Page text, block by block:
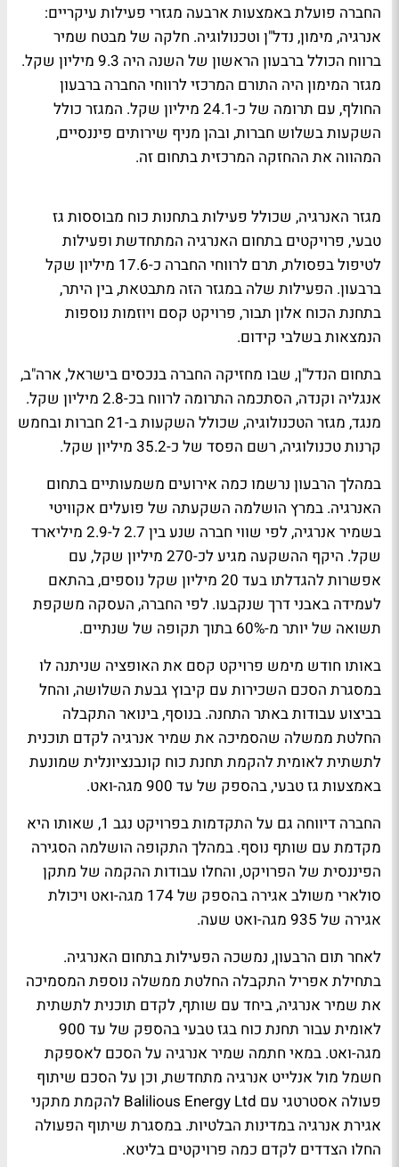
החברה פועלת באמצעות ארבעה מגזרי פעילות עיקריים:
אנרגיה, מימון, נדל"ן וטכנולוגיה. חלקה של מבטח שמיר
ברווח הכולל ברבעון הראשון של השנה היה 9.3 מיליון שקל.
מגזר המימון היה התורם המרכזי לרווחי החברה ברבעון
החולף, עם תרומה של כ-24.1 מיליון שקל. המגזר כולל
השקעות בשלוש חברות, ובהן מניף שירותים פיננסיים,
המהווה את ההחזקה המרכזית בתחום זה.
מגזר האנרגיה, שכולל פעילות בתחנות כוח מבוססות גז
טבעי, פרויקטים בתחום האנרגיה המתחדשת ופעילות
לטיפול בפסולת, תרם לרווחי החברה כ-17.6 מיליון שקל
ברבעון. הפעילות שלה במגזר הזה מתבטאת, בין היתר,
בתחנת הכוח אלון תבור, פרויקט קסם ויוזמות נוספות
הנמצאות בשלבי קידום.
בתחום הנדל"ן, שבו מחזיקה החברה בנכסים בישראל, ארה"ב,
אנגליה וקנדה, הסתכמה התרומה לרווח בכ-2.8 מיליון שקל.
מנגד, מגזר הטכנולוגיה, שכולל השקעות ב-21 חברות ובחמש
קרנות טכנולוגיה, רשם הפסד של כ-35.2 מיליון שקל.
במהלך הרבעון נרשמו כמה אירועים משמעותיים בתחום
האנרגיה. במרץ הושלמה השקעתה של פועלים אקוויטי
בשמיר אנרגיה, לפי שווי חברה שנע בין 2.7 ל-2.9 מיליארד
שקל. היקף ההשקעה מגיע לכ-270 מיליון שקל, עם
אפשרות להגדלתו בעד 20 מיליון שקל נוספים, בהתאם
לעמידה באבני דרך שנקבעו. לפי החברה, העסקה משקפת
תשואה של יותר מ-60% בתוך תקופה של שנתיים.
באותו חודש מימש פרויקט קסם את האופציה שניתנה לו
במסגרת הסכם השכירות עם קיבוץ גבעת השלושה, והחל
בביצוע עבודות באתר התחנה. בנוסף, בינואר התקבלה
החלטת ממשלה שהסמיכה את שמיר אנרגיה לקדם תוכנית
לתשתית לאומית להקמת תחנת כוח קונבנציונלית שמונעת
באמצעות גז טבעי, בהספק של עד 900 מגה-ואט.
החברה דיווחה גם על התקדמות בפרויקט נגב 1, שאותו היא
מקדמת עם שותף נוסף. במהלך התקופה הושלמה הסגירה
הפיננסית של הפרויקט, והחלו עבודות ההקמה של מתקן
סולארי משולב אגירה בהספק של 174 מגה-ואט ויכולת
אגירה של 935 מגה-ואט שעה.
לאחר תום הרבעון, נמשכה הפעילות בתחום האנרגיה.
בתחילת אפריל התקבלה החלטת ממשלה נוספת המסמיכה
את שמיר אנרגיה, ביחד עם שותף, לקדם תוכנית לתשתית
לאומית עבור תחנת כוח בגז טבעי בהספק של עד 900
מגה-ואט. במאי חתמה שמיר אנרגיה על הסכם לאספקת
חשמל מול אנלייט אנרגיה מתחדשת, וכן על הסכם שיתוף
פעולה אסטרטגי עם Balilious Energy Ltd להקמת מתקני
אגירת אנרגיה במדינות הבלטיות. במסגרת שיתוף הפעולה
החלו הצדדים לקדם כמה פרויקטים בליטא.